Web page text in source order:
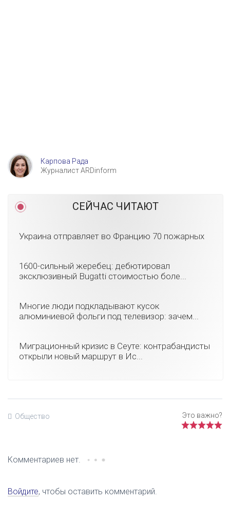
Карпова Рада
Журналист ARDinform
СЕЙЧАС ЧИТАЮТ
Украина отправляет во Францию 70 пожарных
1600-сильный жеребец: дебютировал
эксклюзивный Bugatti стоимостью боле...
Многие люди подкладывают кусок
алюминиевой фольги под телевизор: зачем...
Миграционный кризис в Сеуте: контрабандисты
открыли новый маршрут в Ис...
Общество
Комментариев нет.
Войдите, чтобы оставить комментарий.